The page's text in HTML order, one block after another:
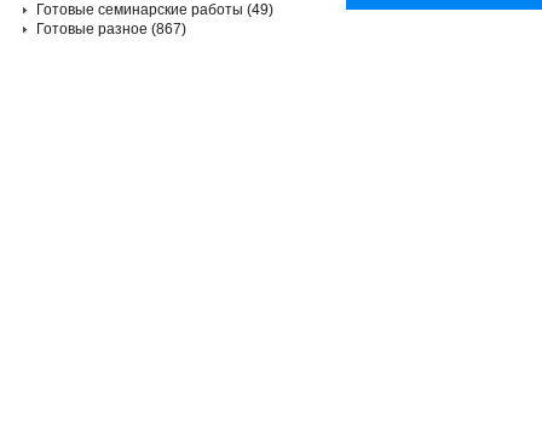
Готовые семинарские работы (49)
Готовые разное (867)